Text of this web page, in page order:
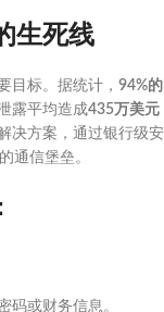
生死线
目标。据统计， 94%的
露平均造成435万美元
决方案，通过银行级安
通信堡垒。
码或财务信息。